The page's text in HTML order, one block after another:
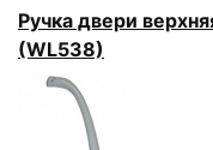
Ручка двери
(WL538)